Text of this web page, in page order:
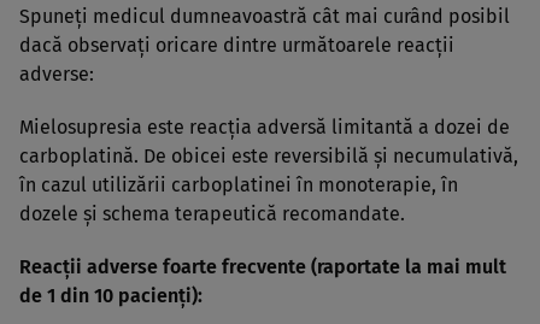
Spuneţi medicul dumneavoastră cât mai curând posibil
dacă observaţi oricare dintre următoarele reacţii
adverse:
Mielosupresia este reacţia adversă limitantă a dozei de
carboplatină. De obicei este reversibilă şi necumulativă,
în cazul utilizării carboplatinei în monoterapie, în
dozele şi schema terapeutică recomandate.
Reacţii adverse foarte frecvente (raportate la mai mult
de 1 din 10 pacienţi):